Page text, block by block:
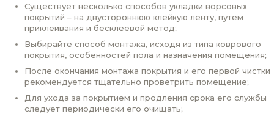
Существует несколько способов укладки ворсовых
покрытий – на двустороннюю клейкую ленту, путем
приклеивания и бесклеевой метод;
Выбирайте способ монтажа, исходя из типа коврового
покрытия, особенностей пола и назначения помещения;
После окончания монтажа покрытия и его первой чистки
рекомендуется тщательно проветрить помещение;
Для ухода за покрытием и продления срока его службы
следует периодически его очищать;